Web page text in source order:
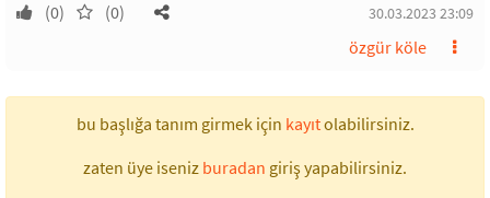
(0) (0) 30.03.2023 23:09
özgür köle
bu başlığa tanım girmek için kayıtolabilirsiniz.
zaten üye iseniz buradan giriş yapabilirsiniz.